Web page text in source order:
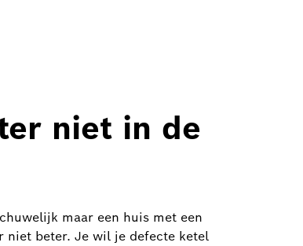
niet in de
maar een huis met een
niet beter. Je wil je defecte ketel